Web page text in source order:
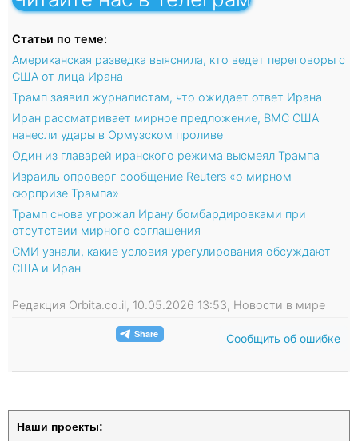
Статьи по теме:
Американская разведка выяснила, кто ведет переговоры с
США от лица Ирана
Трамп заявил журналистам, что ожидает ответ Ирана
Иран рассматривает мирное предложение, ВМС США
нанесли удары в Ормузском проливе
Один из главарей иранского режима высмеял Трампа
Израиль опроверг сообщение Reuters «о мирном
сюрпризе Трампа»
Трамп снова угрожал Ирану бомбардировками при
отсутствии мирного соглашения
СМИ узнали, какие условия урегулирования обсуждают
США и Иран
Редакция Orbita.co.il, 10.05.2026 13:53, Новости в мире
Сообщить об ошибке
Наши проекты: